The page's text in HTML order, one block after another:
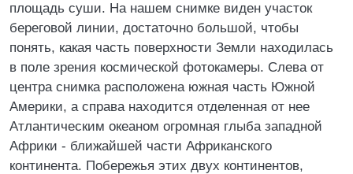
площадь суши. На нашем снимке виден участок
береговой линии, достаточно большой, чтобы
понять, какая часть поверхности Земли находилась
в поле зрения космической фотокамеры. Слева от
центра снимка расположена южная часть Южной
Америки, а справа находится отделенная от нее
Атлантическим океаном огромная глыба западной
Африки - ближайшей части Африканского
континента. Побережья этих двух континентов,